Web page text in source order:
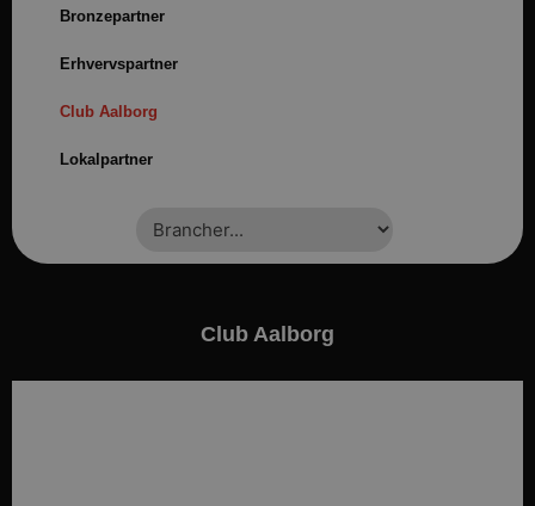
Bronzepartner
Erhvervspartner
Club Aalborg
Lokalpartner
Club Aalborg